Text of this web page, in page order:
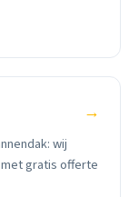
→
wij
gratis offerte